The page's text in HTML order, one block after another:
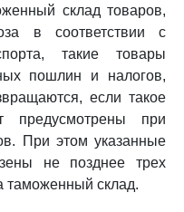
склад товаров,
в соответствии с
такие товары
пошлин и налогов,
если такое
предусмотрены при
При этом указанные
не позднее трех
таможенный склад.